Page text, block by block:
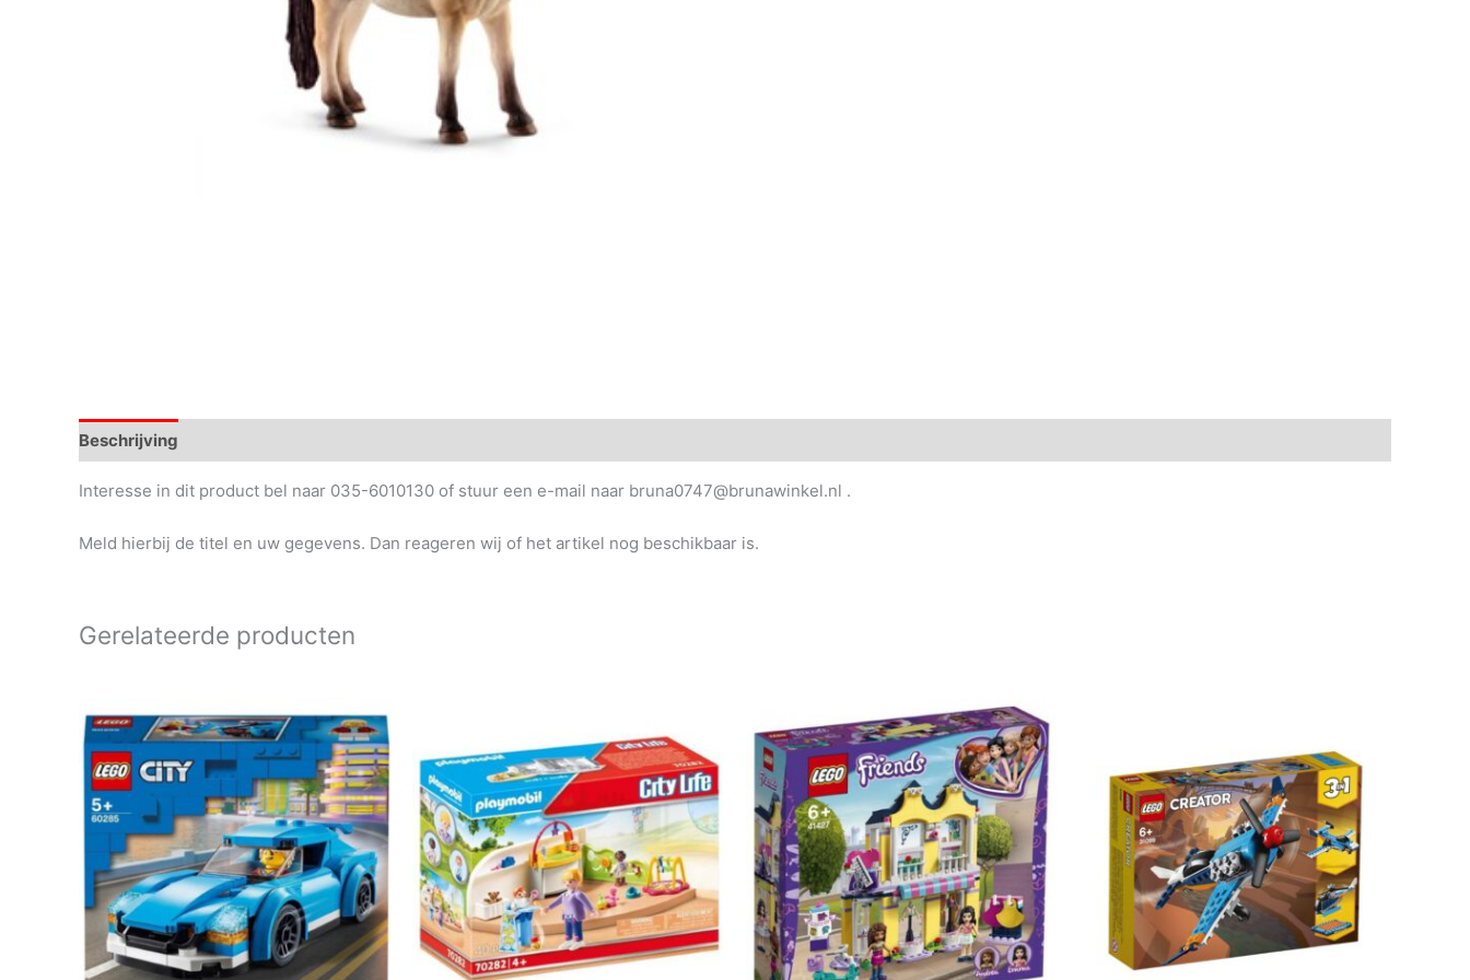
Beschrijving
Interesse in dit product bel naar 035-6010130 of stuur een e-mail naar bruna0747@brunawinkel.nl .
Meld hierbij de titel en uw gegevens. Dan reageren wij of het artikel nog beschikbaar is.
Gerelateerde producten